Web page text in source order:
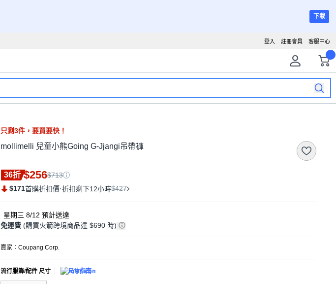
下載
客服中心
註冊會員
登入
只剩3件， 要買要快！
mollimelli 兒童小熊Going G-Jjangi吊帶褲
36折 $256$713
$171首購折扣價·折扣剩下12小時$427
星期三 8/12 預計送達
免運費 (購買火箭跨境商品達 $690 時)
賣家： Coupang Corp.
流行服飾/配件 尺寸 尺寸指南